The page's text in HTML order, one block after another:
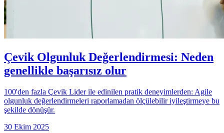
Çevik Olgunluk Değerlendirmesi: Neden
genellikle başarısız olur
100'den fazla Çevik Lider ile edinilen pratik deneyimlerden: Agile
olgunluk değerlendirmeleri raporlamadan ölçülebilir iyileştirmeye bu
şekilde dönüşür.
30 Ekim 2025